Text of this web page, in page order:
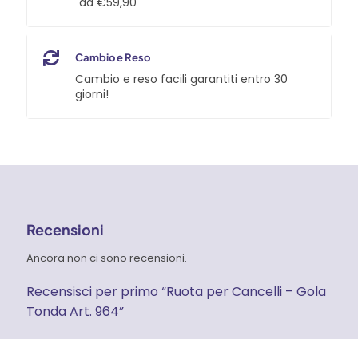
Cambio e Reso
Cambio e reso facili garantiti entro 30
giorni!
Recensioni
Ancora non ci sono recensioni.
Recensisci per primo “Ruota per Cancelli – Gola
Tonda Art. 964”